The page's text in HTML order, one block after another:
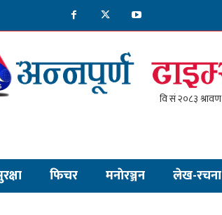
फिचर मनाेरञ्जन लेख-रचना